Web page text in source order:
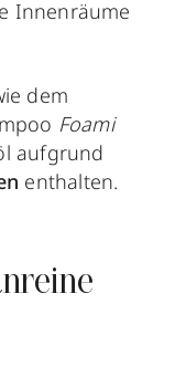
Innenräume
dem
Foami
aufgrund
enthalten.